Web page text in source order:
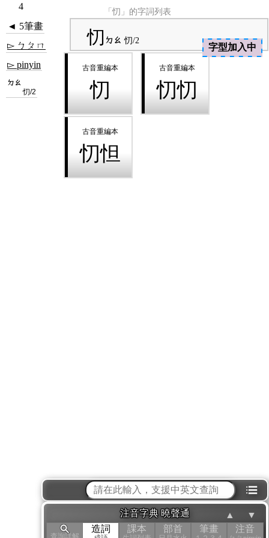
「忉」的字詞列表
◄ 5筆畫
▻ ㄅㄆㄇ
▻ pinyin
ㄉㄠ
忉/2
忉 ㄉㄠ 忉/2
忉 忉忉
忉怛
⁝☰
注音字典 曉聲通
造詞 課本 部首 筆畫 注音
▲ ▼
4
字型加入中